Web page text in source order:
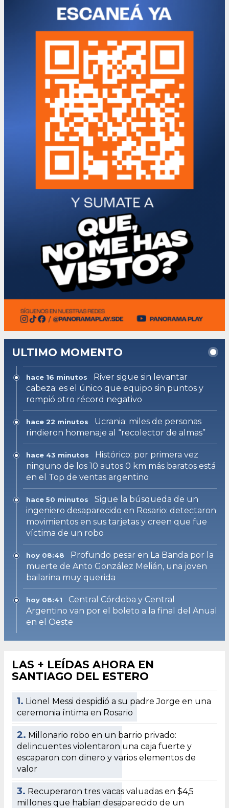
ULTIMO MOMENTO
hace 16 minutos
River sigue sin levantar
cabeza: es el único que equipo sin puntos y
rompió otro récord negativo
hace 22 minutos
Ucrania: miles de personas
rindieron homenaje al “recolector de almas”
hace 43 minutos
Histórico: por primera vez
ninguno de los 10 autos 0 km más baratos está
en el Top de ventas argentino
hace 50 minutos
Sigue la búsqueda de un
ingeniero desaparecido en Rosario: detectaron
movimientos en sus tarjetas y creen que fue
víctima de un robo
hoy 08:48
Profundo pesar en La Banda por la
muerte de Anto González Melián, una joven
bailarina muy querida
hoy 08:41
Central Córdoba y Central
Argentino van por el boleto a la final del Anual
en el Oeste
LAS + LEÍDAS AHORA EN
SANTIAGO DEL ESTERO
1. Lionel Messi despidió a su padre Jorge en una
ceremonia íntima en Rosario
2. Millonario robo en un barrio privado:
delincuentes violentaron una caja fuerte y
escaparon con dinero y varios elementos de
valor
3. Recuperaron tres vacas valuadas en $4,5
millones que habían desaparecido de un